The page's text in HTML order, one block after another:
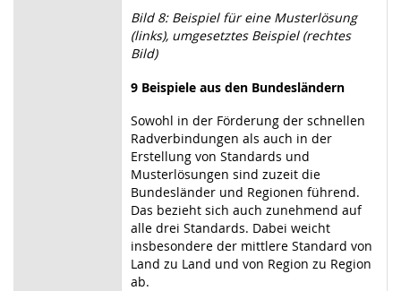
Bild 8: Beispiel für eine Musterlösung
(links), umgesetztes Beispiel (rechtes
Bild)
9 Beispiele aus den Bundesländern
Sowohl in der Förderung der schnellen
Radverbindungen als auch in der
Erstellung von Standards und
Musterlösungen sind zuzeit die
Bundesländer und Regionen führend.
Das bezieht sich auch zunehmend auf
alle drei Standards. Dabei weicht
insbesondere der mittlere Standard von
Land zu Land und von Region zu Region
ab.